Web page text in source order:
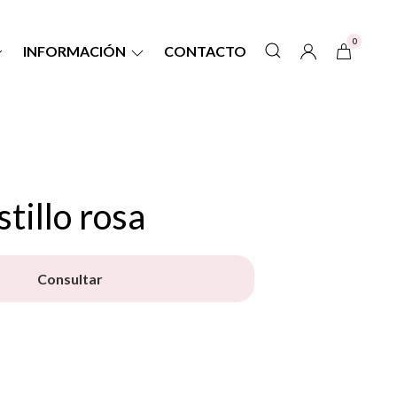
INFORMACIÓN CONTACTO
0
rosa
Consultar